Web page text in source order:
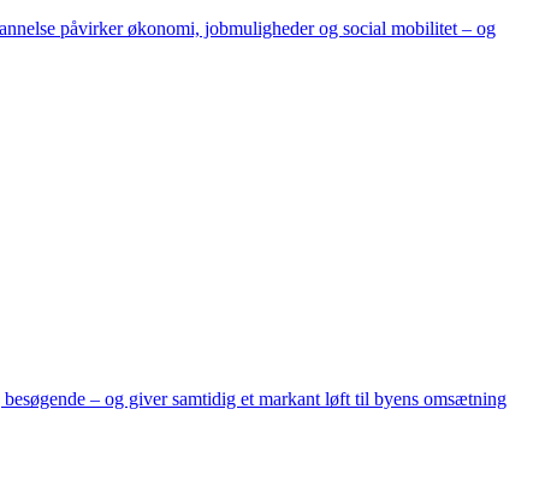
påvirker økonomi, jobmuligheder og social mobilitet – og
– og giver samtidig et markant løft til byens omsætning